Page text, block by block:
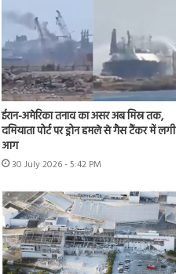
ईरान-अमेरिका तनाव का असर अब मिस्र तक,
दमियाता पोर्ट पर ड्रोन हमले से गैस टैंकर में लगी
आग
30 July 2026 - 5:42 PM